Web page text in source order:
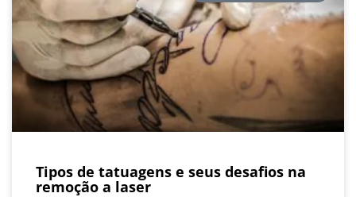
Tipos de tatuagens e seus desafios na
remoção a laser